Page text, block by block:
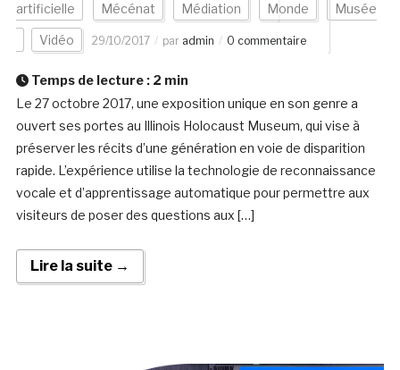
artificielle Mécénat Médiation Monde Musée
Vidéo 29/10/2017 par admin 0 commentaire
Temps de lecture : 2 min
Le 27 octobre 2017, une exposition unique en son genre a
ouvert ses portes au Illinois Holocaust Museum, qui vise à
préserver les récits d’une génération en voie de disparition
rapide. L’expérience utilise la technologie de reconnaissance
vocale et d’apprentissage automatique pour permettre aux
visiteurs de poser des questions aux […]
Lire la suite →